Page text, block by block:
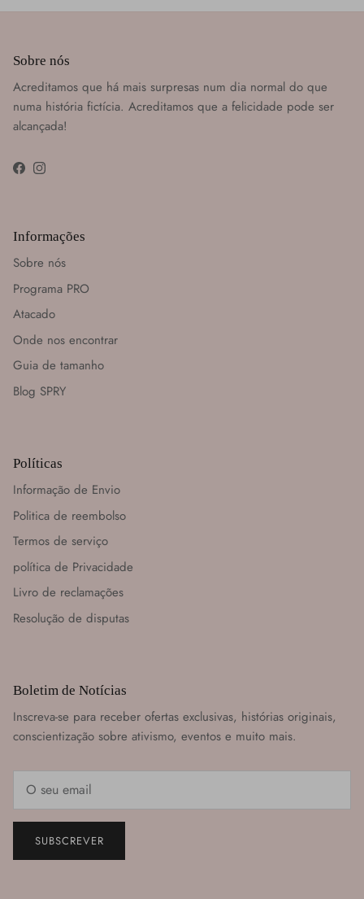
Sobre nós
Acreditamos que há mais surpresas num dia normal do que
numa história fictícia. Acreditamos que a felicidade pode ser
alcançada!
FacebookInstagram
Informações
Sobre nós
Programa PRO
Atacado
Onde nos encontrar
Guia de tamanho
Blog SPRY
Políticas
Informação de Envio
Politica de reembolso
Termos de serviço
política de Privacidade
Livro de reclamações
Resolução de disputas
Boletim de Notícias
Inscreva-se para receber ofertas exclusivas, histórias originais,
conscientização sobre ativismo, eventos e muito mais.
SUBSCREVER